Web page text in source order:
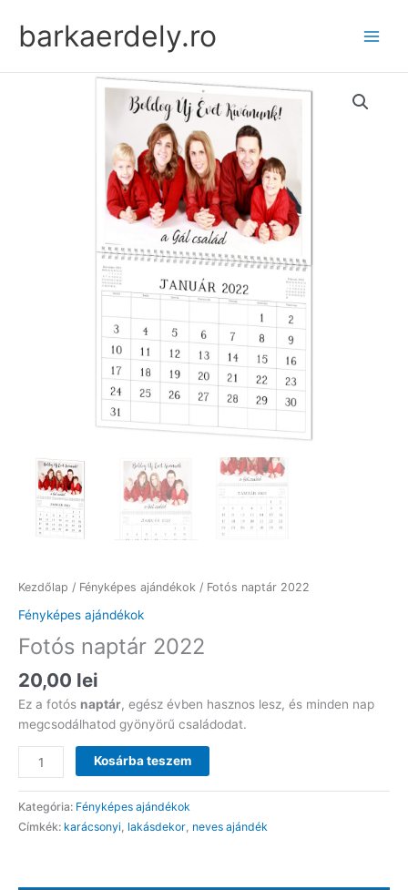
contentbarkaerdely.ro
Kezdőlap / Fényképes ajándékok / Fotós naptár 2022
Fényképes ajándékok
Fotós naptár 2022
20,00 lei
Ez a fotós naptár, egész évben hasznos lesz, és minden nap
megcsodálhatod gyönyörű családodat.
Fotós
naptár
2022
mennyiség
Kosárba teszem
Kategória: Fényképes ajándékok
Címkék: karácsonyi, lakásdekor, neves ajándék